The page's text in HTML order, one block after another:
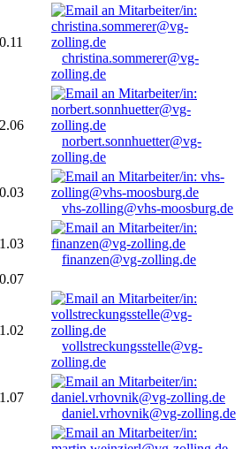
0.11
christina.sommerer@vg-
zolling.de
2.06
norbert.sonnhuetter@vg-
zolling.de
0.03
vhs-zolling@vhs-moosburg.de
1.03
finanzen@vg-zolling.de
0.07
1.02
vollstreckungsstelle@vg-
zolling.de
1.07
daniel.vrhovnik@vg-zolling.de